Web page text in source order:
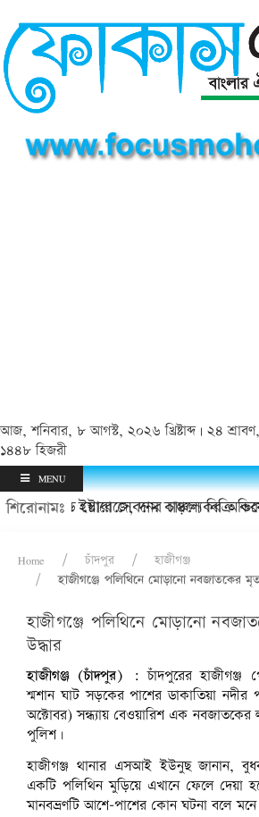
আজ, শনিবার, ৮ আগস্ট, ২০২৬ খ্রিষ্টাব্দ | ২৪
১৪৪৮ হিজরী
MENU
শিরোনামঃও ইয়াবা সেবনের চাঞ্চল্যকর
কোল্ড স্টোরেজে, দাম বাড়লে বিক্রি
Home চাঁদপুর
হাজীগঞ্জ
হাজীগঞ্জে পলিথিনে মোড়ানো নবজাতকের
হাজীগঞ্জে পলিথিনে মোড়ানো
উদ্ধার
হাজীগঞ্জ (চাঁদপুর) :চাঁদপুরের হাজীগঞ্জ
শ্মশান ঘাট সড়কের পাশের ডাকাতিয়া
অক্টোবর) সন্ধ্যায় বেওয়ারিশ এক নবজাতকের
পুলিশ।
হাজীগঞ্জ থানার এসআই ইউনুছ জানান,
একটি পলিথিন মুড়িয়ে এখানে ফেলে দেয়া
মানবভ্রণটি আশে-পাশের কোন ঘটনা বলে মনে